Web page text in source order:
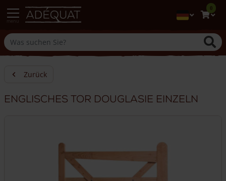
0
Zurück
Englisches Tor Douglasie einzeln